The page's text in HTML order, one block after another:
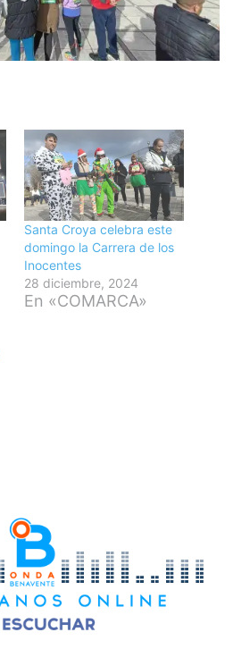
Santa Croya celebra este
domingo la Carrera de los
Inocentes
28 diciembre, 2024
En «COMARCA»